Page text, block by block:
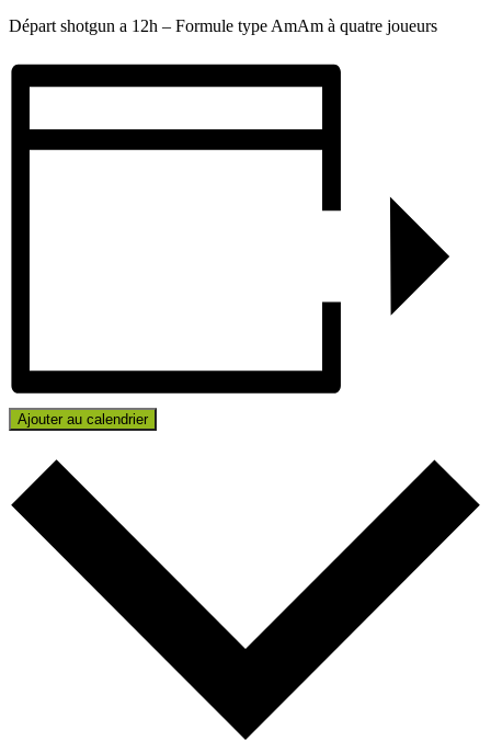
Départ shotgun a 12h – Formule type AmAm à quatre joueurs
Ajouter au calendrier